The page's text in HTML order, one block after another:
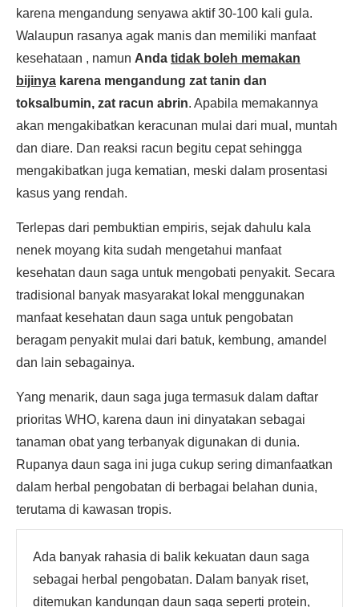
karena mengandung senyawa aktif 30-100 kali gula.
Walaupun rasanya agak manis dan memiliki manfaat
kesehataan , namun Anda tidak boleh memakan
bijinya karena mengandung zat tanin dan
toksalbumin, zat racun abrin. Apabila memakannya
akan mengakibatkan keracunan mulai dari mual, muntah
dan diare. Dan reaksi racun begitu cepat sehingga
mengakibatkan juga kematian, meski dalam prosentasi
kasus yang rendah.
Terlepas dari pembuktian empiris, sejak dahulu kala
nenek moyang kita sudah mengetahui manfaat
kesehatan daun saga untuk mengobati penyakit. Secara
tradisional banyak masyarakat lokal menggunakan
manfaat kesehatan daun saga untuk pengobatan
beragam penyakit mulai dari batuk, kembung, amandel
dan lain sebagainya.
Yang menarik, daun saga juga termasuk dalam daftar
prioritas WHO, karena daun ini dinyatakan sebagai
tanaman obat yang terbanyak digunakan di dunia.
Rupanya daun saga ini juga cukup sering dimanfaatkan
dalam herbal pengobatan di berbagai belahan dunia,
terutama di kawasan tropis.
Ada banyak rahasia di balik kekuatan daun saga
sebagai herbal pengobatan. Dalam banyak riset,
ditemukan kandungan daun saga seperti protein,